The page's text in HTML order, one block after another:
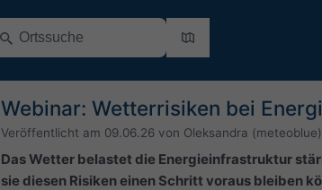
Webinar: Wetterrisiken bei
Veröffentlicht am 09.06.26 von Oleksandra (meteoblue)
Das Wetter belastet die Energieinfrastruktur
sie diesen Risiken einen Schritt voraus bleiben